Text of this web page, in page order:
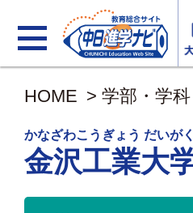
HOME > 学部・学
かなざわこうぎょう だい
金沢工業大